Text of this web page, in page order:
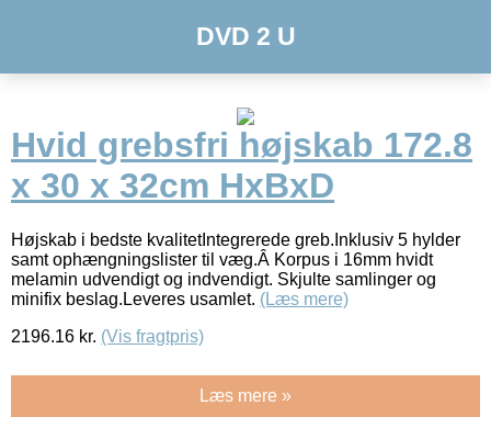
DVD 2 U
Hvid grebsfri højskab 172.8
x 30 x 32cm HxBxD
Højskab i bedste kvalitetIntegrerede greb.Inklusiv 5 hylder
samt ophængningslister til væg.Â Korpus i 16mm hvidt
melamin udvendigt og indvendigt. Skjulte samlinger og
minifix beslag.Leveres usamlet. (Læs mere)
2196.16 kr. (Vis fragtpris)
Læs mere »